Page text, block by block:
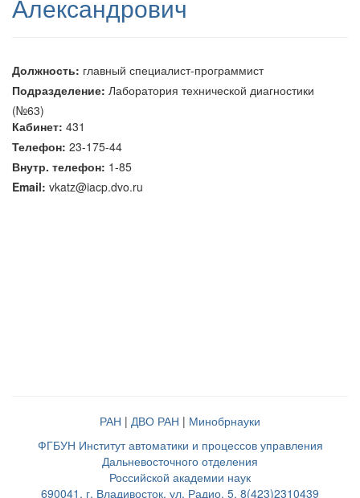
Александрович
Должность: главный специалист-программист
Подразделение: Лаборатория технической диагностики
(№63)
Кабинет: 431
Телефон: 23-175-44
Внутр. телефон: 1-85
Email: vkatz@iacp.dvo.ru
РАН | ДВО РАН | Минобрнауки
ФГБУН Институт автоматики и процессов управления
Дальневосточного отделения
Российской академии наук
690041, г. Владивосток, ул. Радио, 5, 8(423)2310439